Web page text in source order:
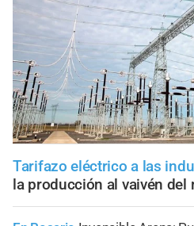
Tarifazo eléctrico a las
la producción al vaivén del